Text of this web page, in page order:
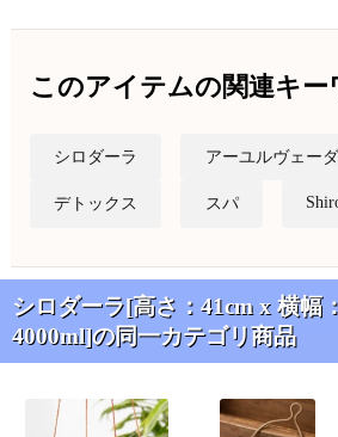
このアイテムの関連キー
シロダーラ アーユルヴェーダ
デトックス スパ
シロダーラ[高さ：41cm x 横
4000ml]の同一カテゴリ商品